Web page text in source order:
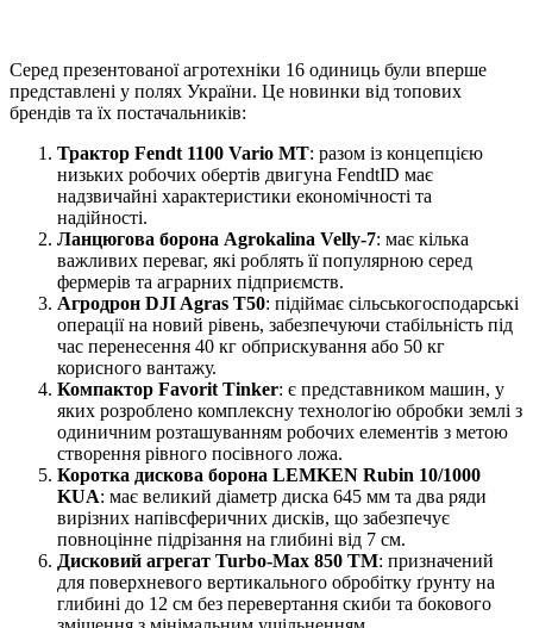
Серед презентованої агротехніки 16 одиниць були вперше
представлені у полях України. Це новинки від топових
брендів та їх постачальників:
Трактор Fendt 1100 Vario MT: разом із концепцією
низьких робочих обертів двигуна FendtID має
надзвичайні характеристики економічності та
надійності.
Ланцюгова борона Agrokalina Velly-7: має кілька
важливих переваг, які роблять її популярною серед
фермерів та аграрних підприємств.
Агродрон DJI Agras T50: підіймає сільськогосподарські
операції на новий рівень, забезпечуючи стабільність під
час перенесення 40 кг обприскування або 50 кг
корисного вантажу.
Компактор Favorit Tinker: є представником машин, у
яких розроблено комплексну технологію обробки землі з
одиничним розташуванням робочих елементів з метою
створення рівного посівного ложа.
Коротка дискова борона LEMKEN Rubin 10/1000
KUA: має великий діаметр диска 645 мм та два ряди
вирізних напівсферичних дисків, що забезпечує
повноцінне підрізання на глибині від 7 см.
Дисковий агрегат Turbo-Max 850 ТМ: призначений
для поверхневого вертикального обробітку ґрунту на
глибині до 12 см без перевертання скиби та бокового